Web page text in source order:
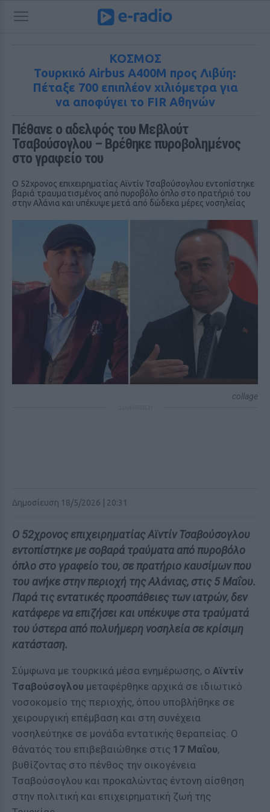
ΚΟΣΜΟΣ
Τουρκικό Airbus A400M προς Λιβύη:
Πέταξε 700 επιπλέον χιλιόμετρα για
να αποφύγει το FIR Αθηνών
Πέθανε ο αδελφός του Μεβλούτ
Τσαβούσογλου – Βρέθηκε πυροβολημένος
στο γραφείο του
Ο 52χρονος επιχειρηματίας Αϊντίν Τσαβούσογλου εντοπίστηκε
βαριά τραυματισμένος από πυροβόλο όπλο στο πρατήριό του
στην Αλάνια και υπέκυψε μετά από δώδεκα μέρες νοσηλείας
collage
Δημοσίευση 18/5/2026 | 20:31
Ο 52χρονος επιχειρηματίας Αϊντίν Τσαβούσογλου
εντοπίστηκε με σοβαρά τραύματα από πυροβόλο
όπλο στο γραφείο του, σε πρατήριο καυσίμων που
του ανήκε στην περιοχή της Αλάνιας, στις 5 Μαΐου.
Παρά τις εντατικές προσπάθειες των ιατρών, δεν
κατάφερε να επιζήσει και υπέκυψε στα τραύματά
του ύστερα από πολυήμερη νοσηλεία σε κρίσιμη
κατάσταση.
Σύμφωνα με τουρκικά μέσα ενημέρωσης, ο Αϊντίν
Τσαβούσογλου μεταφέρθηκε αρχικά σε ιδιωτικό
νοσοκομείο της περιοχής, όπου υποβλήθηκε σε
χειρουργική επέμβαση και στη συνέχεια
νοσηλεύτηκε σε μονάδα εντατικής θεραπείας. Ο
θάνατός του επιβεβαιώθηκε στις 17 Μαΐου,
βυθίζοντας στο πένθος την οικογένεια
Τσαβούσογλου και προκαλώντας έντονη αίσθηση
στην πολιτική και επιχειρηματική ζωή της